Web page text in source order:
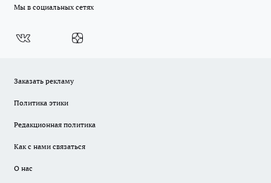
Мы в социальных сетях
Заказать рекламу
Политика этики
Редакционная политика
Как с нами связаться
О нас